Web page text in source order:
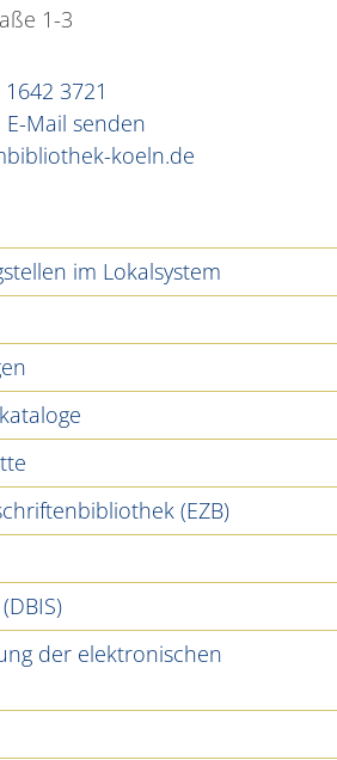
1-3
3721
E-Mail senden
koeln.de
im Lokalsystem
(EZB)
der elektronischen